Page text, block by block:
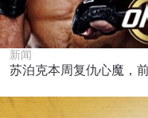
新闻
苏泊克本周复仇心魔，